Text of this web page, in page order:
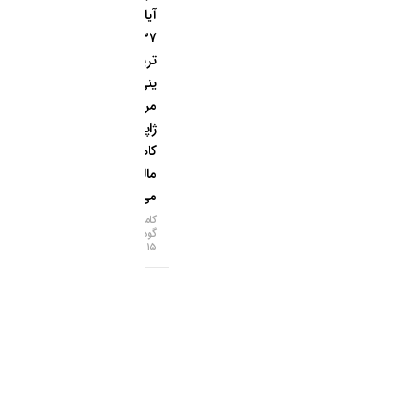
آیا ذخایر
۳۷
تریلیون
ینی بانک
مرکزی
ژاپن خرج
کاهش
مالیات
می‌شود؟
کامران
گودرزی
۱۵-۰۵-۱۴۰۵